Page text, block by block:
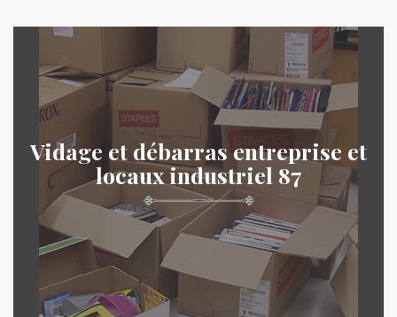
Vidage et débarras entreprise et
locaux industriel 87